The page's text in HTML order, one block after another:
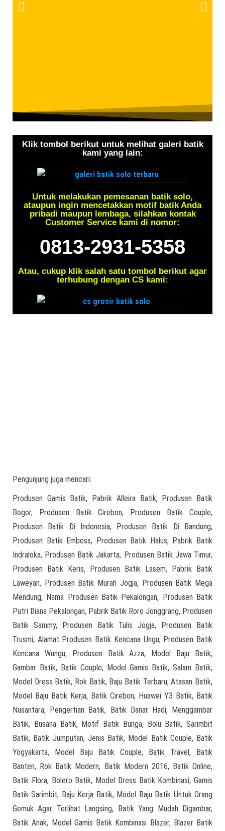
Klik tombol berikut untuk melihat galeri batik
kami yang lain:
Untuk melakukan pemesanan batik solo,
ataupun ingin mencetakkan motif batik Anda
pribadi maupun lembaga, silahkan kontak
Customer Service kami di nomor:
0813-2931-5358
Atau, cukup klik salah satu tombol berikut agar
terhubung dengan CS kami:
Pengunjung juga mencari:
Produsen Gamis Batik, Pabrik Alleira Batik, Produsen Batik
Bogor, Produsen Batik Cirebon, Produsen Batik Couple,
Produsen Batik Di Indonesia, Produsen Batik Di Bandung,
Produsen Batik Emboss, Produsen Batik Halus, Pabrik Batik
Indraloka, Produsen Batik Jakarta, Produsen Batik Jawa Timur,
Produsen Batik Keris, Produsen Batik Lasem, Pabrik Batik
Laweyan, Produsen Batik Murah Jogja, Produsen Batik Mega
Mendung, Nama Produsen Batik Pekalongan, Produsen Batik
Putri Diana Pekalongan, Pabrik Batik Roro Jonggrang, Produsen
Batik Sammy, Produsen Batik Tulis Jogja, Produsen Batik
Trusmi, Alamat Produsen Batik Kencana Ungu, Produsen Batik
Kencana Wungu, Produsen Batik Azza, Model Baju Batik,
Gambar Batik, Batik Couple, Model Gamis Batik, Salam Batik,
Model Dress Batik, Rok Batik, Baju Batik Terbaru, Atasan Batik,
Model Baju Batik Kerja, Batik Cirebon, Huawei Y3 Batik, Batik
Nusantara, Pengertian Batik, Batik Danar Hadi, Menggambar
Batik, Busana Batik, Motif Batik Bunga, Bolu Batik, Sarimbit
Batik, Batik Jumputan, Jenis Batik, Model Batik Couple, Batik
Yogyakarta, Model Baju Batik Couple, Batik Travel, Batik
Banten, Rok Batik Modern, Batik Modern 2016, Batik Online,
Batik Flora, Bolero Batik, Model Dress Batik Kombinasi, Gamis
Batik Sarimbit, Baju Kerja Batik, Model Baju Batik Untuk Orang
Gemuk Agar Terlihat Langsing, Batik Yang Mudah Digambar,
Batik Anak, Model Gamis Batik Kombinasi Blazer, Blazer Batik